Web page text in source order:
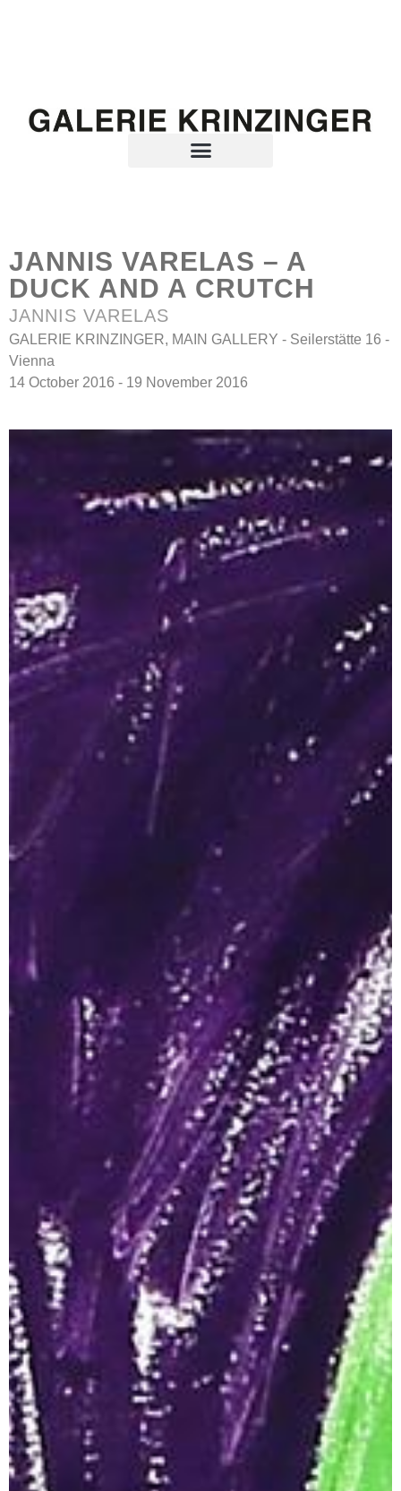
JANNIS VARELAS – A
DUCK AND A CRUTCH
JANNIS VARELAS
GALERIE KRINZINGER, MAIN GALLERY - Seilerstätte 16 -
Vienna
14 October 2016 - 19 November 2016